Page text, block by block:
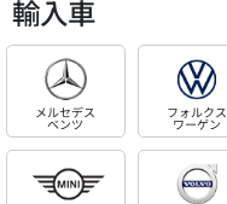
輸入車
メルセデス
ベンツ
フォルクス
ワーゲン